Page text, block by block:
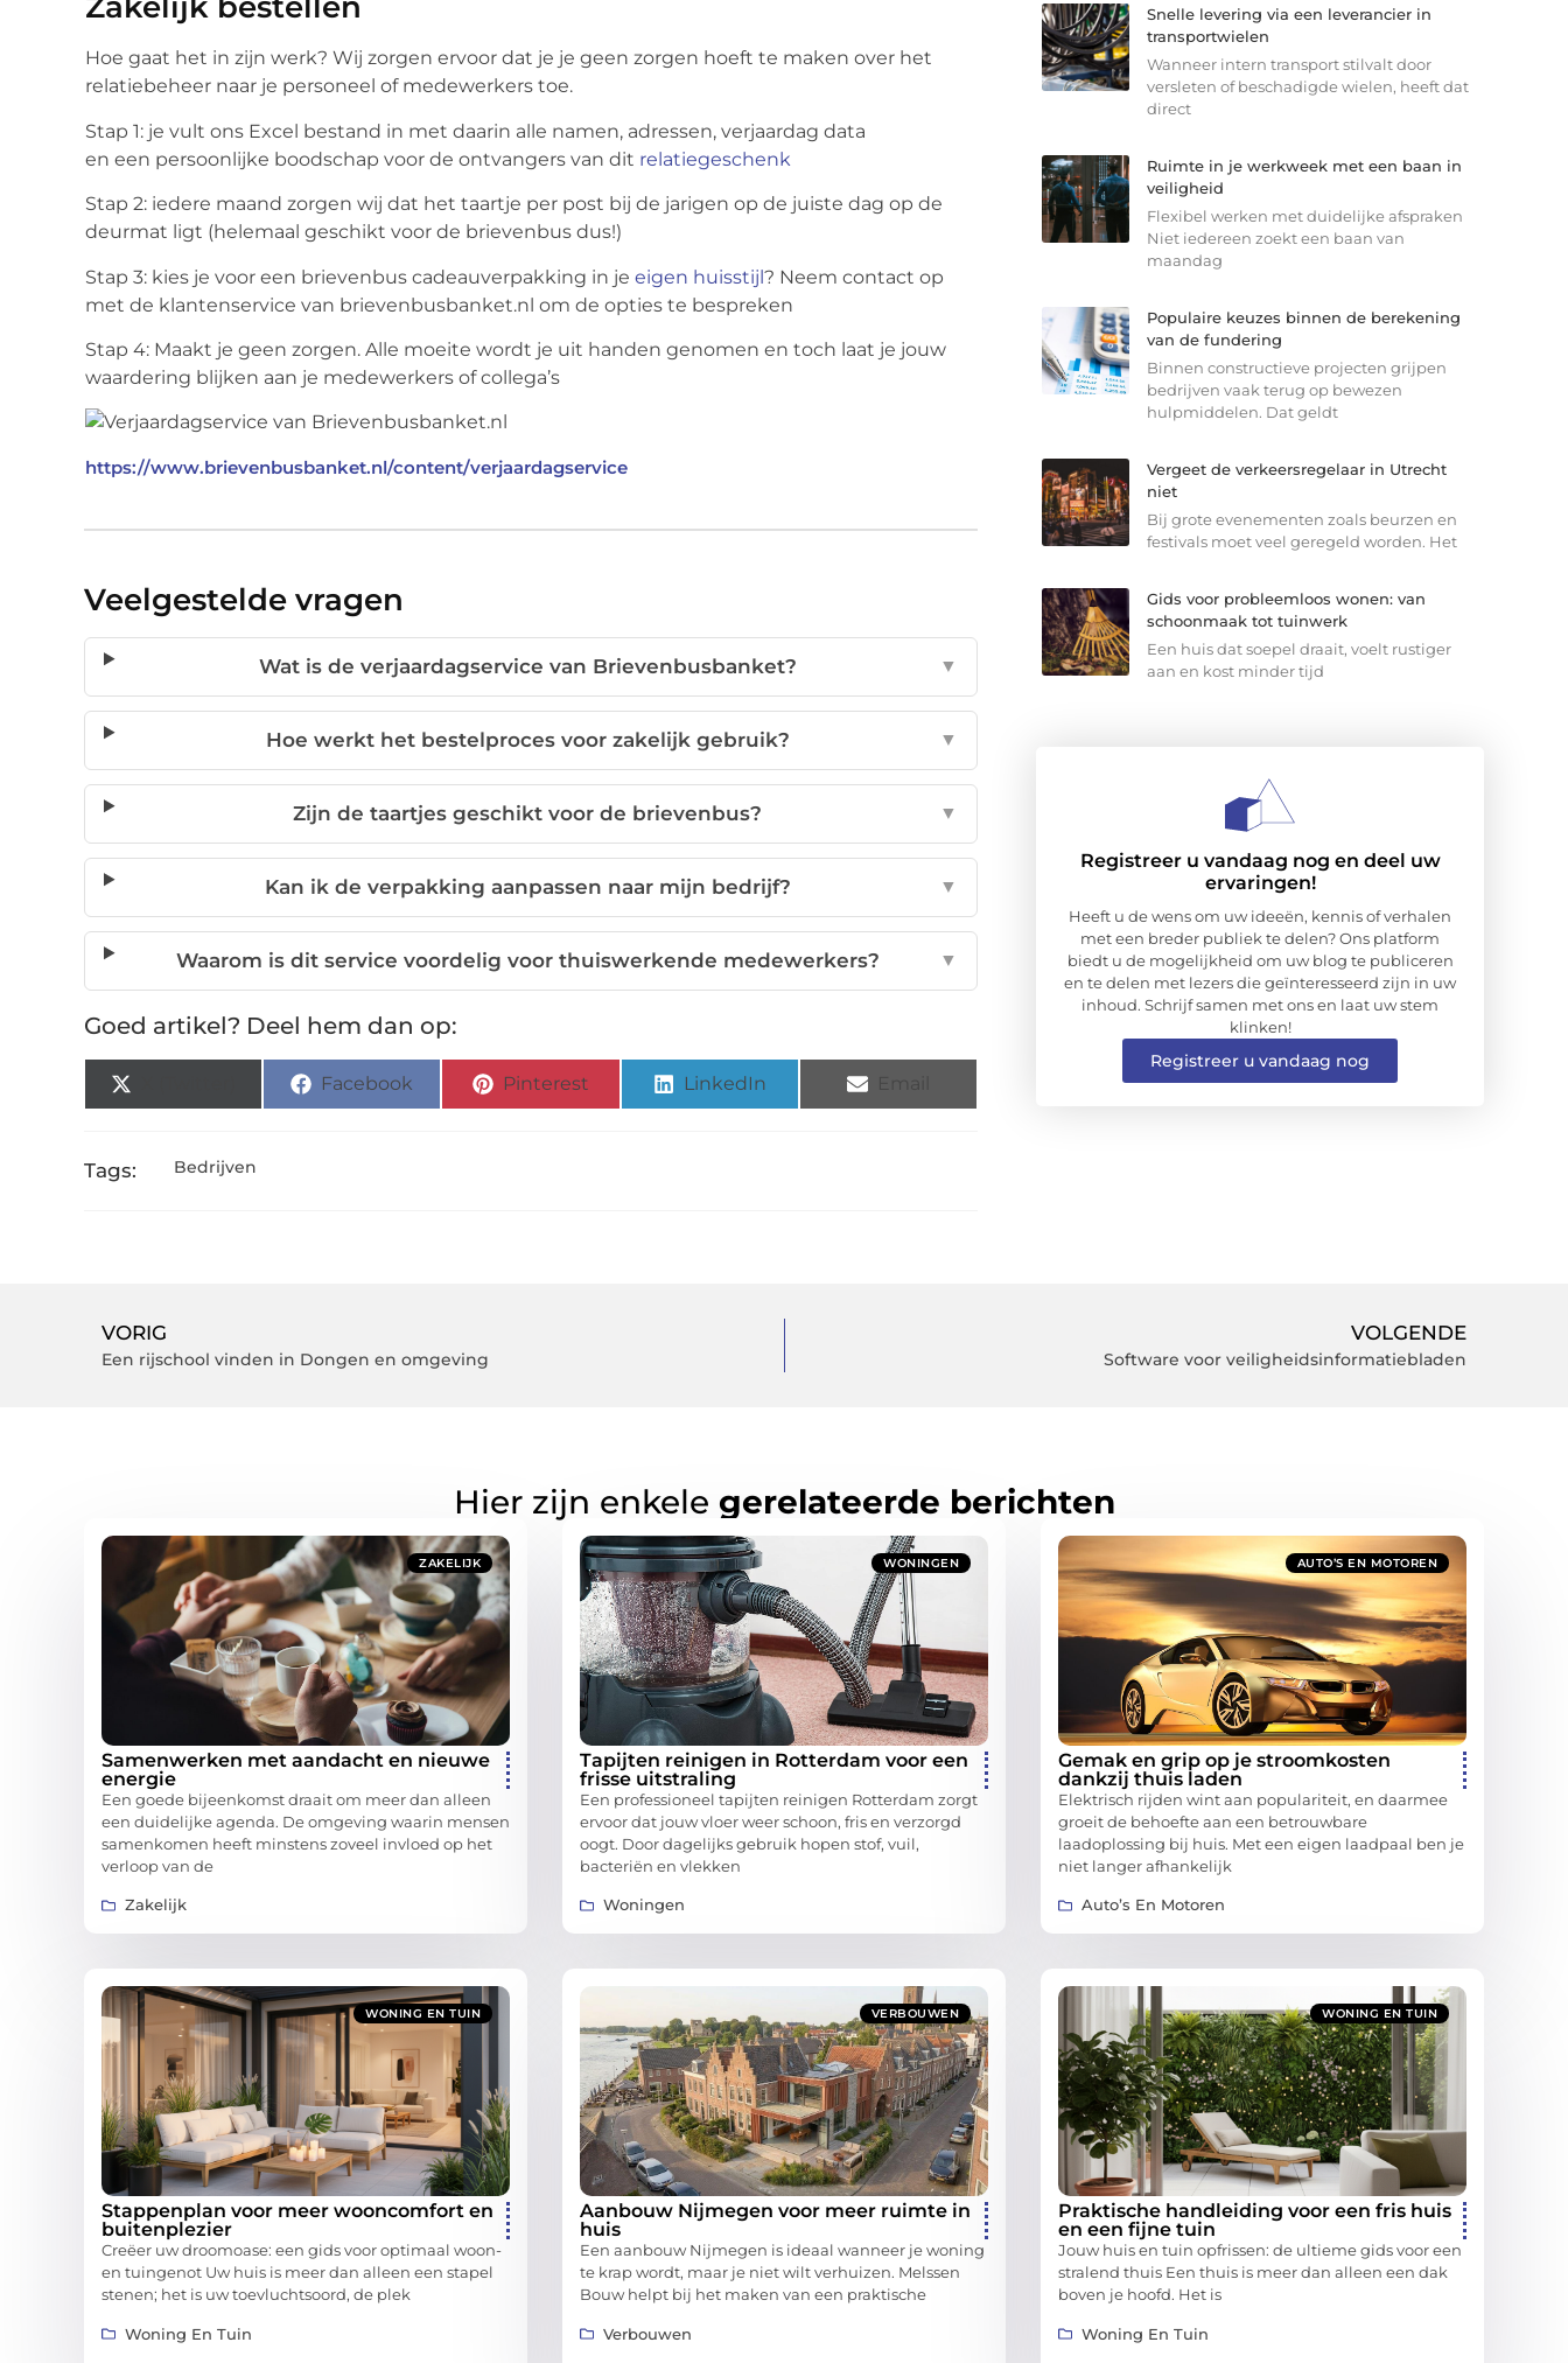
Zakelijk bestellen
Hoe gaat het in zijn werk? Wij zorgen ervoor dat je je geen zorgen hoeft te maken over het
relatiebeheer naar je personeel of medewerkers toe.
Stap 1: je vult ons Excel bestand in met daarin alle namen, adressen, verjaardag data
en een persoonlijke boodschap voor de ontvangers van dit relatiegeschenk
Stap 2: iedere maand zorgen wij dat het taartje per post bij de jarigen op de juiste dag op de
deurmat ligt (helemaal geschikt voor de brievenbus dus!)
Stap 3: kies je voor een brievenbus cadeauverpakking in je eigen huisstijl? Neem contact op
met de klantenservice van brievenbusbanket.nl om de opties te bespreken
Stap 4: Maakt je geen zorgen. Alle moeite wordt je uit handen genomen en toch laat je jouw
waardering blijken aan je medewerkers of collega’s
https://www.brievenbusbanket.nl/content/verjaardagservice
Veelgestelde vragen
Wat is de verjaardagservice van Brievenbusbanket? ▼
Hoe werkt het bestelproces voor zakelijk gebruik? ▼
Zijn de taartjes geschikt voor de brievenbus? ▼
Kan ik de verpakking aanpassen naar mijn bedrijf? ▼
Waarom is dit service voordelig voor thuiswerkende medewerkers? ▼
Goed artikel? Deel hem dan op:
Facebook Pinterest LinkedIn
Tags: Bedrijven
Snelle levering via een leverancier in
transportwielen
Wanneer intern transport stilvalt door
versleten of beschadigde wielen, heeft dat
direct
Ruimte in je werkweek met een baan in
veiligheid
Flexibel werken met duidelijke afspraken
Niet iedereen zoekt een baan van
maandag
Populaire keuzes binnen de berekening
van de fundering
Binnen constructieve projecten grijpen
bedrijven vaak terug op bewezen
hulpmiddelen. Dat geldt
Vergeet de verkeersregelaar in Utrecht
niet
Bij grote evenementen zoals beurzen en
festivals moet veel geregeld worden. Het
Gids voor probleemloos wonen: van
schoonmaak tot tuinwerk
Een huis dat soepel draait, voelt rustiger
aan en kost minder tijd
Registreer u vandaag nog en deel uw
ervaringen!
Heeft u de wens om uw ideeën, kennis of verhalen
met een breder publiek te delen? Ons platform
biedt u de mogelijkheid om uw blog te publiceren
en te delen met lezers die geïnteresseerd zijn in uw
inhoud. Schrijf samen met ons en laat uw stem
klinken!
Registreer u vandaag nog
VORIG
Een rijschool vinden in Dongen en omgeving
VOLGENDE
Software voor veiligheidsinformatiebladen
Hier zijn enkele gerelateerde berichten
ZAKELIJK
Samenwerken met aandacht en nieuwe
energie
Een goede bijeenkomst draait om meer dan alleen
een duidelijke agenda. De omgeving waarin mensen
samenkomen heeft minstens zoveel invloed op het
verloop van de
Zakelijk
WONINGEN
Tapijten reinigen in Rotterdam voor een
frisse uitstraling
Een professioneel tapijten reinigen Rotterdam zorgt
ervoor dat jouw vloer weer schoon, fris en verzorgd
oogt. Door dagelijks gebruik hopen stof, vuil,
bacteriën en vlekken
Woningen
AUTO’S EN MOTOREN
Gemak en grip op je stroomkosten
dankzij thuis laden
Elektrisch rijden wint aan populariteit, en daarmee
groeit de behoefte aan een betrouwbare
laadoplossing bij huis. Met een eigen laadpaal ben je
niet langer afhankelijk
Auto’s En Motoren
WONING EN TUIN
Stappenplan voor meer wooncomfort en
buitenplezier
Creëer uw droomoase: een gids voor optimaal woon-
en tuingenot Uw huis is meer dan alleen een stapel
stenen; het is uw toevluchtsoord, de plek
Woning En Tuin
VERBOUWEN
Aanbouw Nijmegen voor meer ruimte in
huis
Een aanbouw Nijmegen is ideaal wanneer je woning
te krap wordt, maar je niet wilt verhuizen. Melssen
Bouw helpt bij het maken van een praktische
Verbouwen
WONING EN TUIN
Praktische handleiding voor een fris huis
en een fijne tuin
Jouw huis en tuin opfrissen: de ultieme gids voor een
stralend thuis Een thuis is meer dan alleen een dak
boven je hoofd. Het is
Woning En Tuin